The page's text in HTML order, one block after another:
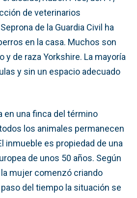
de veterinarios
de la Guardia Civil ha
en la casa. Muchos son
y de raza Yorkshire. La mayoría
y sin un espacio adecuado
en una finca del término
los animales permanecen
inmueble es propiedad de una
de unos 50 años. Según
mujer comenzó criando
del tiempo la situación se